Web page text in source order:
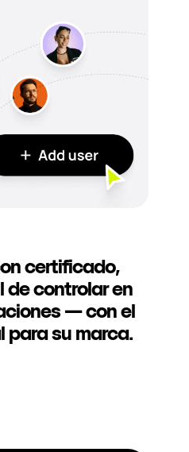
certificado,
de controlar en
— con el
para su marca.